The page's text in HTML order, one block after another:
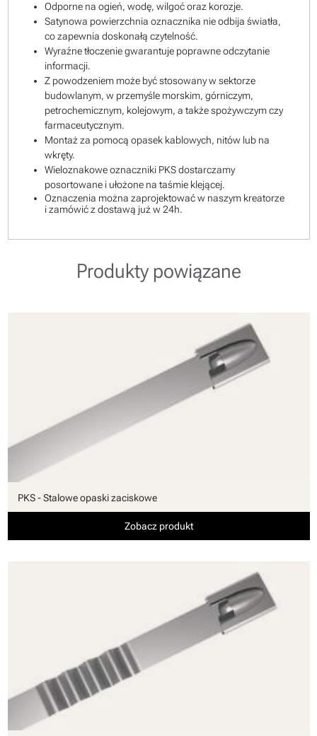
Odporne na ogień, wodę, wilgoć oraz korozje.
Satynowa powierzchnia oznacznika nie odbija światła,
co zapewnia doskonałą czytelność.
Wyraźne tłoczenie gwarantuje poprawne odczytanie
informacji.
Z powodzeniem może być stosowany w sektorze
budowlanym, w przemyśle morskim, górniczym,
petrochemicznym, kolejowym, a także spożywczym czy
farmaceutycznym.
Montaż za pomocą opasek kablowych, nitów lub na
wkręty.
Wieloznakowe oznaczniki PKS dostarczamy
posortowane i ułożone na taśmie klejącej.
Oznaczenia można zaprojektować w naszym kreatorze
i zamówić z dostawą już w 24h.
Produkty powiązane
PKS - Stalowe opaski zaciskowe
Zobacz produkt